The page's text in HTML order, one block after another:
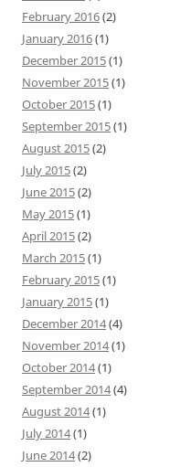
February 2016(2)
January 2016(1)
December 2015(1)
November 2015(1)
October 2015(1)
September 2015(1)
August 2015(2)
July 2015(2)
June 2015(2)
May 2015(1)
April 2015(2)
March 2015(1)
February 2015(1)
January 2015(1)
December 2014(4)
November 2014(1)
October 2014(1)
September 2014(4)
August 2014(1)
July 2014(1)
June 2014(2)